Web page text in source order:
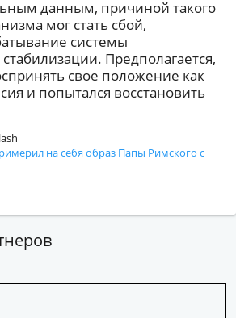
данным, причиной такого
мог стать сбой,
системы
Предполагается,
свое положение как
и попытался восстановить
на себя образ Папы Римского с